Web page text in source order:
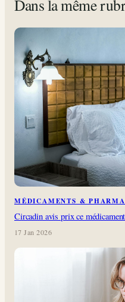
Dans la même
MÉDICAMENTS &
Circadin avis prix ce
17 Jan 2026